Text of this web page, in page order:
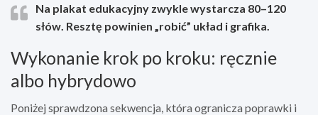
Na plakat edukacyjny zwykle wystarcza 80–120
słów . Resztę powinien „robić” układ i grafika.
Wykonanie krok po kroku: ręcznie
albo hybrydowo
Poniżej sprawdzona sekwencja, która ogranicza poprawki i